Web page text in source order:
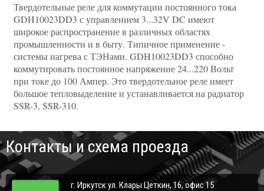
Твердотельные реле для коммутации постоянного тока
GDH10023DD3 с управлением 3...32V DC имеют
широкое распространение в различных областях
промышленности и в быту. Типичное применение -
системы нагрева с ТЭНами. GDH10023DD3 способно
коммутировать постоянное напряжение 24...220 Вольт
при токе до 100 Ампер. Это твердотельное реле имеет
большое тепловыделение и устанавливается на радиатор
SSR-3, SSR-310.
Контакты и схема проезда
г. Иркутск ул. Клары Цеткин, 16, офис 15